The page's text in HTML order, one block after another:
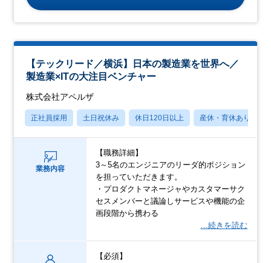
【テックリード／横浜】日本の製造業を世界へ／
製造業×ITの大注目ベンチャー
株式会社アペルザ
正社員採用 土日祝休み 休日120日以上 産休・育休あり
業務内容
【職務詳細】
3～5名のエンジニアのリーダ的ポジション
を担っていただきます。
・プロダクトマネージャやカスタマーサク
セスメンバーと議論しサービスや機能の企
画段階から携わる
…続きを読む
【必須】